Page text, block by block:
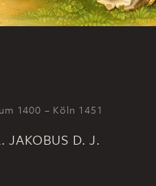
1400 – Köln 1451
JAKOBUS D. J.